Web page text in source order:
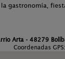
gastronomía,
Arta - 48279
Coordenadas GPS: